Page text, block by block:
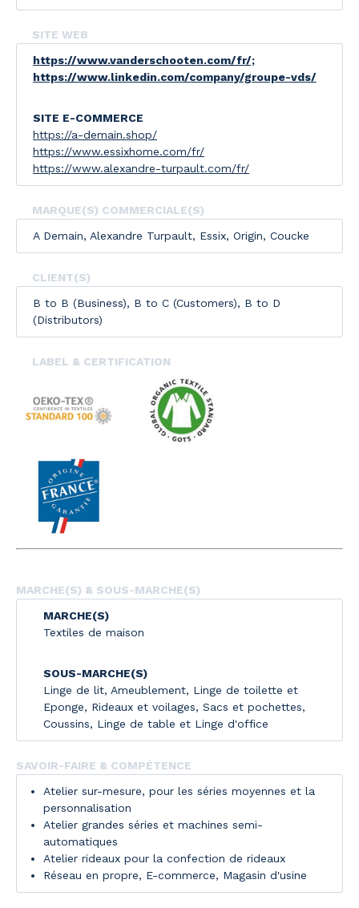
SITE WEB
https://www.vanderschooten.com/fr/;
https://www.linkedin.com/company/groupe-vds/
SITE E-COMMERCE
https://a-demain.shop/
https://www.essixhome.com/fr/
https://www.alexandre-turpault.com/fr/
MARQUE(S) COMMERCIALE(S)
A Demain, Alexandre Turpault, Essix, Origin, Coucke
CLIENT(S)
B to B (Business), B to C (Customers), B to D
(Distributors)
LABEL & CERTIFICATION
MARCHE(S) & SOUS-MARCHE(S)
MARCHE(S)
Textiles de maison
SOUS-MARCHE(S)
Linge de lit, Ameublement, Linge de toilette et
Eponge, Rideaux et voilages, Sacs et pochettes,
Coussins, Linge de table et Linge d'office
SAVOIR-FAIRE & COMPÉTENCE
Atelier sur-mesure, pour les séries moyennes et la
personnalisation
Atelier grandes séries et machines semi-
automatiques
Atelier rideaux pour la confection de rideaux
Réseau en propre, E-commerce, Magasin d'usine